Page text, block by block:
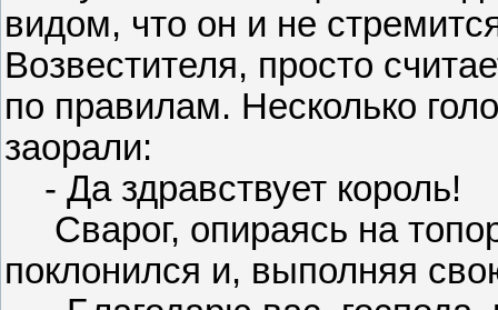
видом, что он и не
Возвестителя, просто
по правилам. Несколько
заорали:
- Да здравствует король!
Сварог, опираясь на
поклонился и, выполняя